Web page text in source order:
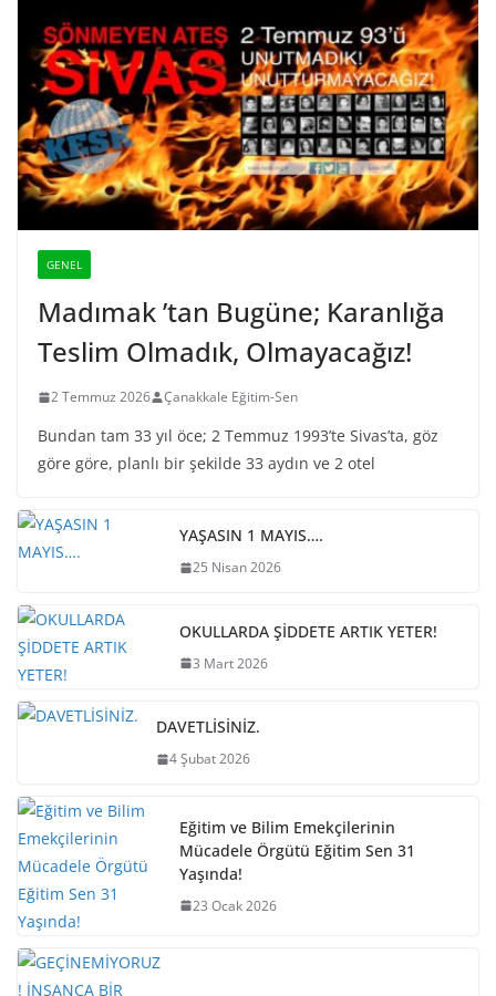
GENEL
Madımak ’tan Bugüne; Karanlığa
Teslim Olmadık, Olmayacağız!
2 Temmuz 2026 Çanakkale Eğitim-Sen
Bundan tam 33 yıl öce; 2 Temmuz 1993’te Sivas’ta, göz
göre göre, planlı bir şekilde 33 aydın ve 2 otel
YAŞASIN 1 MAYIS….
25 Nisan 2026
OKULLARDA ŞİDDETE ARTIK YETER!
3 Mart 2026
DAVETLİSİNİZ.
4 Şubat 2026
Eğitim ve Bilim Emekçilerinin
Mücadele Örgütü Eğitim Sen 31
Yaşında!
23 Ocak 2026